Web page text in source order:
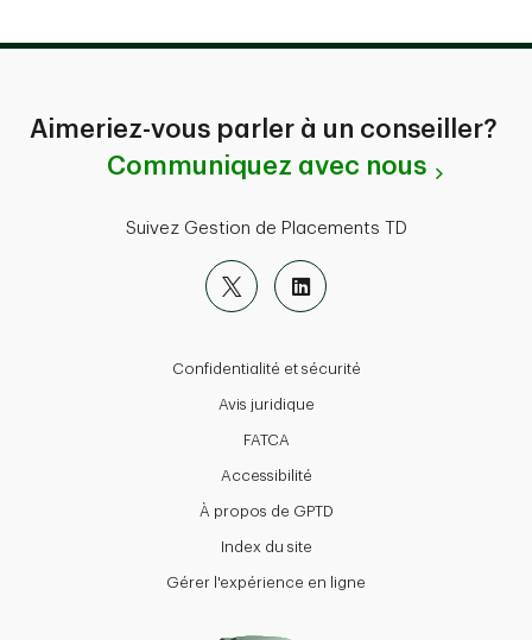
Aimeriez-vous parler à un conseiller?
Communiquez avec nous
Suivez Gestion de Placements TD
Confidentialité et sécurité
Avis juridique
FATCA
Accessibilité
À propos de GPTD
Index du site
Gérer l'expérience en ligne